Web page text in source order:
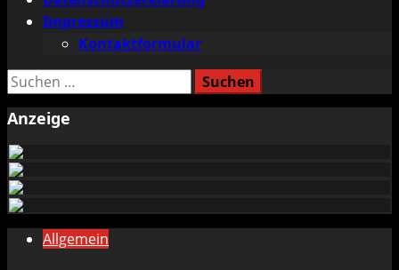
Impressum
Kontaktformular
Suchen
Anzeige
Allgemein